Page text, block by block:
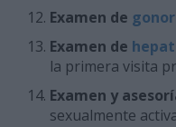
Examen de
Examen de
la primera visita
Examen y
sexualmente